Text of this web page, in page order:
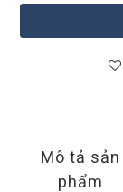
Mô tả sản
phẩm